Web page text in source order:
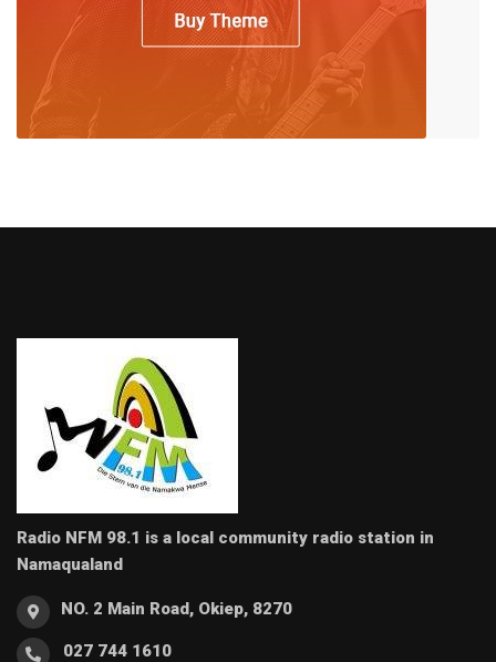
Radio NFM 98.1 is a local community radio station in
Namaqualand
NO. 2 Main Road, Okiep, 8270
027 744 1610